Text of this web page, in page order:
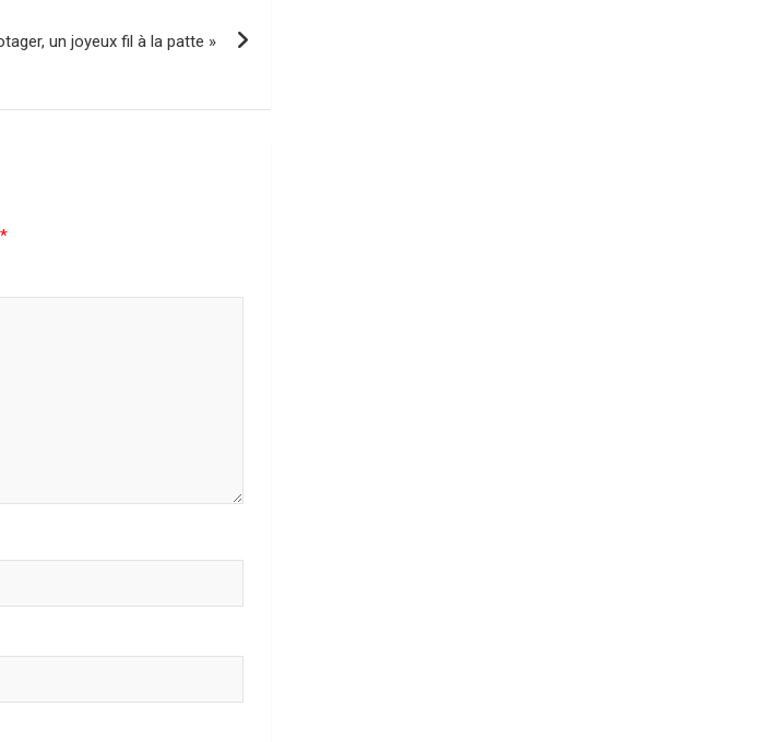
un joyeux fil à la patte »
*